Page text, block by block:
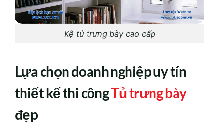
Kệ tủ trưng bày cao cấp
Lựa chọn doanh nghiệpuytín
thiết kế thi côngTủ trưng bày
đẹp